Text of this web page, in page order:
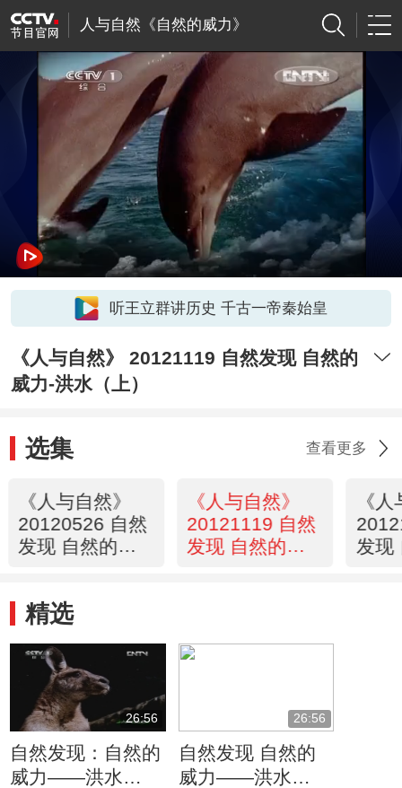
人与自然《自然的威力》
听王立群讲历史 千古一帝秦始皇
《人与自然》 20121119 自然发现 自然的
威力-洪水（上）
选集 查看更多
《人与自然》
20120526 自然
发现 自然的威
《人与自然》
20121119 自然
发现 自然的威
《
发现
精选
26:56
自然发现：自然的
威力——洪水
26:56
自然发现 自然的
威力——洪水